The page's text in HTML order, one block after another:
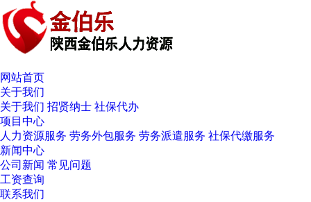
网站首页
关于我们
关于我们 招贤纳士 社保代办
项目中心
人力资源服务 劳务外包服务 劳务派遣服务 社保代缴服务
新闻中心
公司新闻 常见问题
工资查询
联系我们